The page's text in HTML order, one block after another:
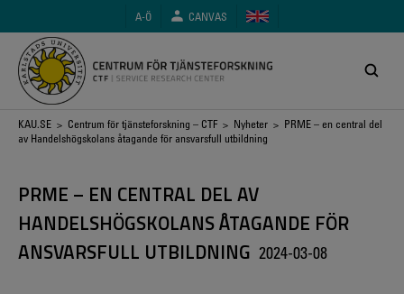
huvudinnehåll
A-Ö CANVAS
Länkstig
KAU.SE > Centrum för tjänsteforskning – CTF > Nyheter > PRME – en central del
av Handelshögskolans åtagande för ansvarsfull utbildning
PRME – EN CENTRAL DEL AV
HANDELSHÖGSKOLANS ÅTAGANDE FÖR
ANSVARSFULL UTBILDNING 2024-03-08